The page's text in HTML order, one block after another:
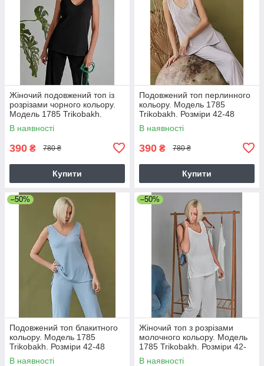
Жіночий подовжений топ із
розрізами чорного кольору.
Модель 1785 Trikobakh.
Розмір 42-44
В наявності
390 ₴ 780 ₴
Купити
Подовжений топ перлинного
кольору. Модель 1785
Trikobakh. Розміри 42-48
В наявності
390 ₴ 780 ₴
Купити
–50%
Подовжений топ блакитного
кольору. Модель 1785
Trikobakh. Розміри 42-48
В наявності
–50%
Жіночий топ з розрізами
молочного кольору. Модель
1785 Trikobakh. Розміри 42-
48
В наявності